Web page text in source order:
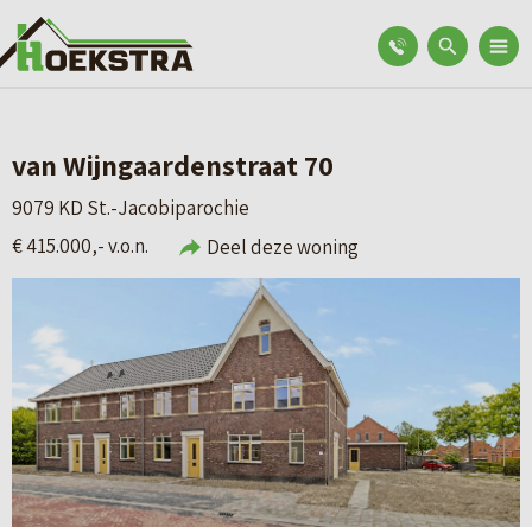
van Wijngaardenstraat 70
9079 KD St.-Jacobiparochie
€ 415.000,- v.o.n.
Deel deze woning